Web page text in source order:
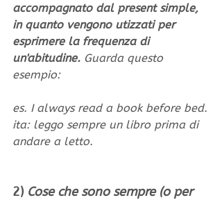
accompagnato dal present simple,
in quanto vengono utizzati per
esprimere la frequenza di
un'abitudine. Guarda questo
esempio:
es. I always read a book before bed.
ita: leggo sempre un libro prima di
andare a letto.
2) Cose che sono sempre (o per